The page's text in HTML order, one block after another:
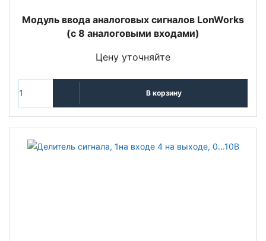
Модуль ввода аналоговых сигналов LonWorks
(с 8 аналоговыми входами)
Цену уточняйте
В корзину